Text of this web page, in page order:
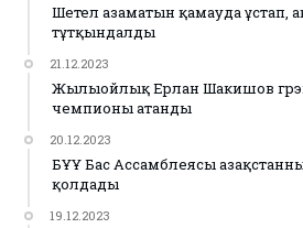
Шетел азаматын қамауда ұстап,
тұтқындалды
21.12.2023
Жылыойлық Ерлан Шакишов
чемпионы атанды
20.12.2023
БҰҰ Бас Ассамблеясы
қолдады
19.12.2023